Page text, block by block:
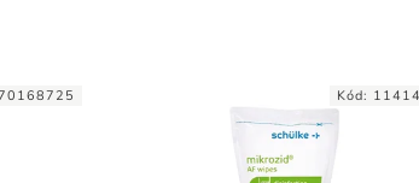
Kód: